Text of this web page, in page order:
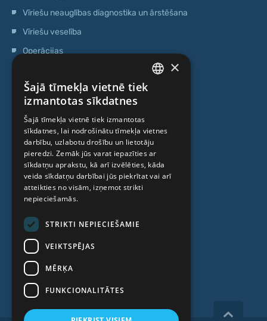
Vīriešu neauglības diagnostika un ārstēšana
Vīriešu veselība
Operācijas
Anti-age speciālista konsultācija
Ambulatorais centrs
Cilmes šūnu centrs
PAR MUMS
Kas mēs esam
Cenas
Kontakti
Raksti
LATVIAN
RUSSIAN
LITHUANIAN
NORWEGIAN
×
Šajā tīmekļa vietnē tiek
izmantotas sīkdatnes
Šajā tīmekļa vietnē tiek izmantotas
sīkdatnes, lai nodrošinātu tīmekļa vietnes
darbību, uzlabotu drošību un lietotāju
pieredzi. Zemāk jūs varat iepazīties ar
sīkdatņu aprakstu, kā arī izvēlēties, kāda
veida sīkdatņu darbībai jūs piekrītat vai arī
atteikties no visām, izņemot strikti
nepieciešamās.
STRIKTI NEPIECIEŠAMIE
VEIKTSPĒJAS
MĒRĶA
FUNKCIONALITĀTES